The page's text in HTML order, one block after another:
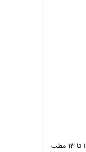
برنامه هفتگی صبح بعدازظهر شنبه بیمارستان مهر 10 تا 13 مطب شخصی 3:30 الی 6:30 یکشنبه بیمارستان مهر 10 تا 13 مطب